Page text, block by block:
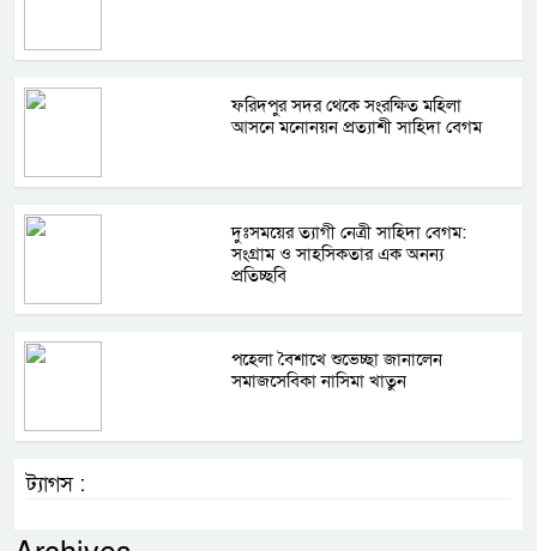
ফরিদপুর সদর থেকে সংরক্ষিত মহিলা
আসনে মনোনয়ন প্রত্যাশী সাহিদা বেগম
দুঃসময়ের ত্যাগী নেত্রী সাহিদা বেগম:
সংগ্রাম ও সাহসিকতার এক অনন্য
প্রতিচ্ছবি
পহেলা বৈশাখে শুভেচ্ছা জানালেন
সমাজসেবিকা নাসিমা খাতুন
ট্যাগস :